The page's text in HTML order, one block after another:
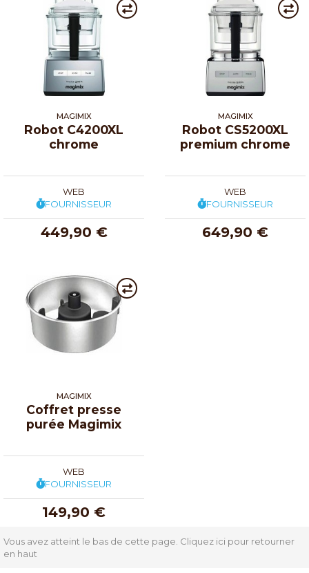
MAGIMIX
Robot C4200XL
chrome
WEB
FOURNISSEUR
449,90 €
MAGIMIX
Robot CS5200XL
premium chrome
WEB
FOURNISSEUR
649,90 €
MAGIMIX
Coffret presse
purée Magimix
WEB
FOURNISSEUR
149,90 €
Vous avez atteint le bas de cette page. Cliquez ici pour retourner
en haut